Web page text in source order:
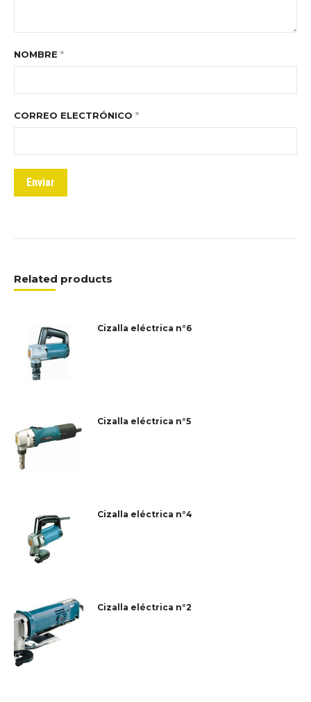
NOMBRE *
CORREO ELECTRÓNICO *
Related products
Cizalla eléctrica n°6
Cizalla eléctrica n°5
Cizalla eléctrica n°4
Cizalla eléctrica n°2